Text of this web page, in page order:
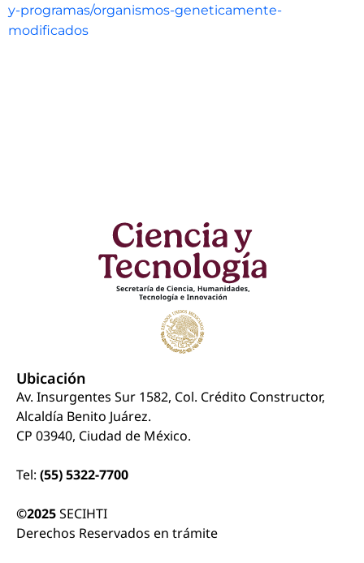
y-programas/organismos-geneticamente-
modificados
Ubicación
Av. Insurgentes Sur 1582, Col. Crédito Constructor,
Alcaldía Benito Juárez.
CP 03940, Ciudad de México.
Tel: (55) 5322-7700
©2025SECIHTI
Derechos Reservados en trámite